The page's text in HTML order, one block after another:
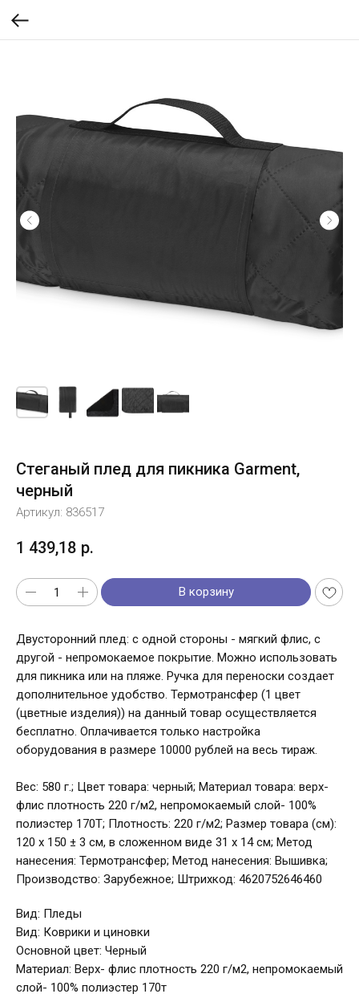
Стеганый плед для пикника Garment,
черный
Артикул: 836517
1 439,18 р.
В корзину
Двусторонний плед: с одной стороны - мягкий флис, с
другой - непромокаемое покрытие. Можно использовать
для пикника или на пляже. Ручка для переноски создает
дополнительное удобство. Термотрансфер (1 цвет
(цветные изделия)) на данный товар осуществляется
бесплатно. Оплачивается только настройка
оборудования в размере 10000 рублей на весь тираж.
Вес: 580 г.; Цвет товара: черный; Материал товара: верх-
флис плотность 220 г/м2, непромокаемый слой- 100%
полиэстер 170Т; Плотность: 220 г/м2; Размер товара (см):
120 х 150 ± 3 см, в сложенном виде 31 х 14 см; Метод
нанесения: Термотрансфер; Метод нанесения: Вышивка;
Производство: Зарубежное; Штрихкод: 4620752646460
Вид: Пледы
Вид: Коврики и циновки
Основной цвет: Черный
Материал: Верх- флис плотность 220 г/м2, непромокаемый
слой- 100% полиэстер 170т